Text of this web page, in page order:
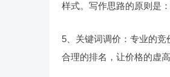
样式。写作思路的原则是
5、关键词调价：专业的
合理的排名，让价格的虚